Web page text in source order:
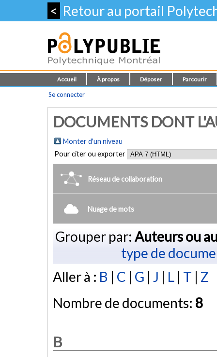
< Retour au portail
Accueil À propos Déposer Parcourir
Se connecter
DOCUMENTS DONT
Monter d'un niveau
Pour citer ou exporter
Réseau de collaboration
Nuage de mots
Grouper par: Auteurs ou
type de
Aller à : B | C | G | J | L | T | Z
Nombre de documents: 8
B